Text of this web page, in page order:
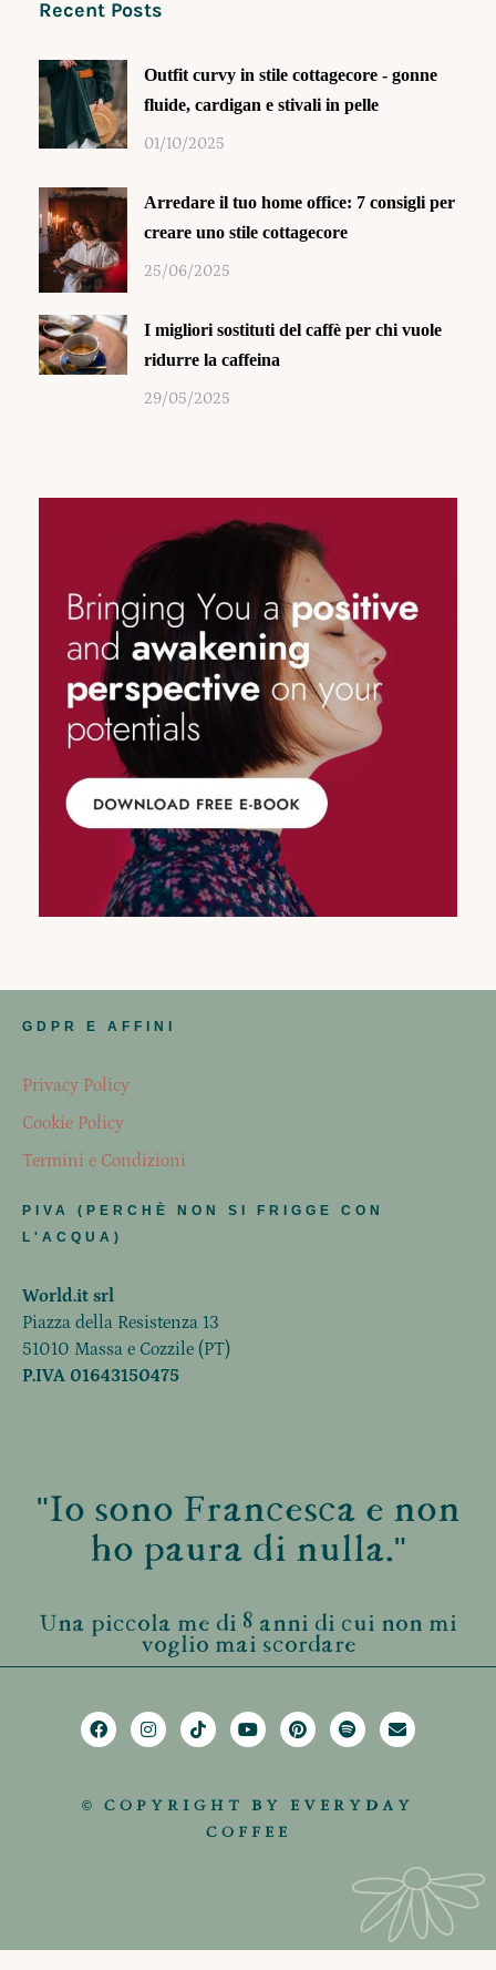
Recent Posts
Outfit curvy in stile cottagecore - gonne
fluide, cardigan e stivali in pelle
01/10/2025
Arredare il tuo home office: 7 consigli per
creare uno stile cottagecore
25/06/2025
I migliori sostituti del caffè per chi vuole
ridurre la caffeina
29/05/2025
GDPR E AFFINI
Privacy Policy
Cookie Policy
Termini e Condizioni
PIVA (PERCHÈ NON SI FRIGGE CON
L'ACQUA)
World.it srl
Piazza della Resistenza 13
51010 Massa e Cozzile (PT)
P.IVA 01643150475
"Io sono Francesca e non
ho paura di nulla."
Una piccola me di 8 anni di cui non mi
voglio mai scordare
© COPYRIGHT BY EVERYDAY
COFFEE